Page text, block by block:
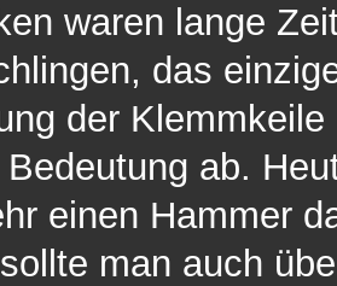
waren lange
das
der
ab.
einen Hammer
man auch